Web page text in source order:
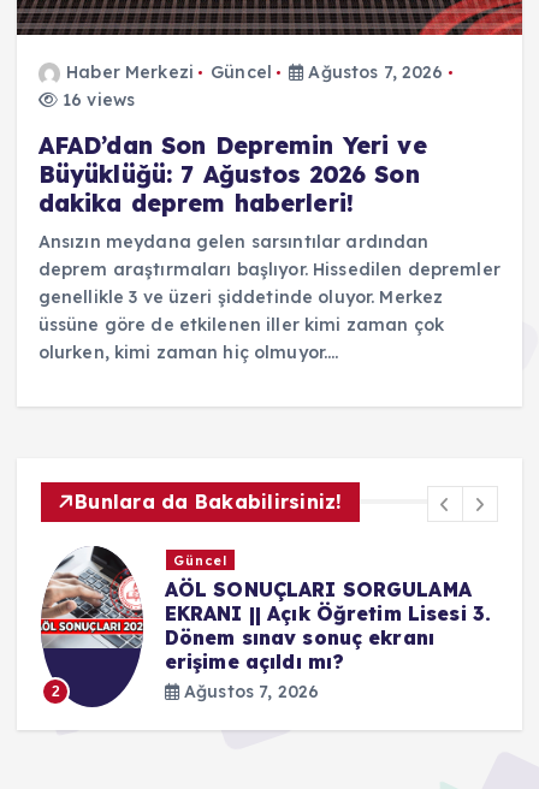
Haber Merkezi Güncel
Ağustos 7, 2026
16 views
AFAD’dan Son Depremin Yeri ve
Büyüklüğü: 7 Ağustos 2026 Son
dakika deprem haberleri!
Ansızın meydana gelen sarsıntılar ardından
deprem araştırmaları başlıyor. Hissedilen depremler
genellikle 3 ve üzeri şiddetinde oluyor. Merkez
üssüne göre de etkilenen iller kimi zaman çok
olurken, kimi zaman hiç olmuyor.…
Bunlara da Bakabilirsiniz!
Lisesi 3.
ekranı
OKULLARA 30 BİN
GÖREVLİSİ! İŞKUR
ne zaman, nasıl
Güvenlik Görevlisi
şartları nedir?